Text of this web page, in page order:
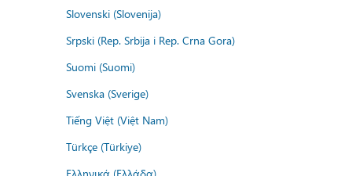
Slovenski (Slovenija)
Srpski (Rep. Srbija i Rep. Crna Gora)
Suomi (Suomi)
Svenska (Sverige)
Tiếng Việt (Việt Nam)
Türkçe (Türkiye)
Ελληνικά (Ελλάδα)